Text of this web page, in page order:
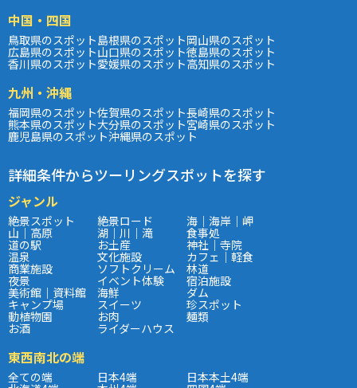
中国・四国
鳥取県のスポット島根県のスポット岡山県のスポット
広島県のスポット山口県のスポット徳島県のスポット
香川県のスポット愛媛県のスポット高知県のスポット
九州・沖縄
福岡県のスポット佐賀県のスポット長崎県のスポット
熊本県のスポット大分県のスポット宮崎県のスポット
鹿児島県のスポット沖縄県のスポット
詳細条件からツーリングスポットを探す
ジャンル
絶景スポット 絶景ロード 海｜海岸｜岬
山｜高原 湖｜川｜滝 食事処
道の駅 お土産 神社｜寺院
温泉 文化施設 カフェ｜軽食
商業施設 ソフトクリーム 林道
夜景 イベント体験 宿泊施設
美術館｜資料館 海鮮 ダム
キャンプ場 スイーツ 珍スポット
動植物園 お肉 麺類
お酒 ライダーハウス
東西南北の端
全ての端 日本4端 日本本土4端